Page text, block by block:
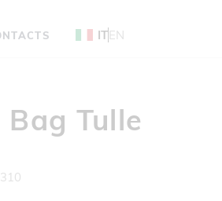
ITEN
Tulle